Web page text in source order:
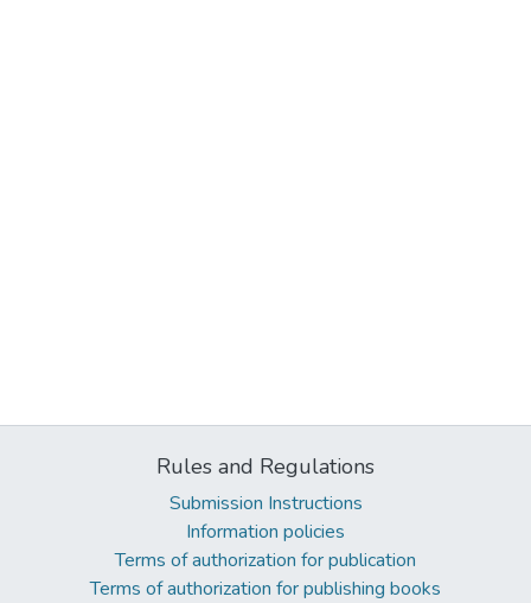
Rules and Regulations
Submission Instructions
Information policies
Terms of authorization for publication
Terms of authorization for publishing books